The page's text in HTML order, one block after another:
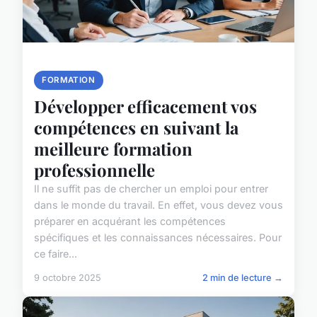
FORMATION
Développer efficacement vos
compétences en suivant la
meilleure formation
professionnelle
Il ne suffit pas de chercher un emploi pour entrer
dans le monde du travail. En effet, vous devez vous
préparer en acquérant les compétences
spécifiques et les connaissances nécessaires. Pour
ce faire...
9 octobre 2025 2 min de lecture →